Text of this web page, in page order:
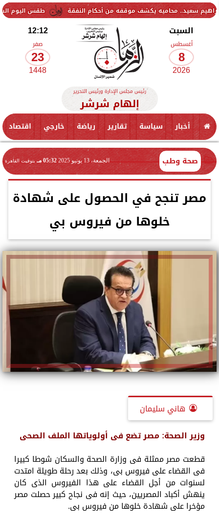
طقس اليوم السبت.. الأرصاد محاميه يكشف موقفه من أحكام النفقة
السبت
أغسطس
8
2026
12:12
صفر
23
1448
رئيس مجلس الإدارة ورئيس التحرير
إلهام شرشر
أخبار سياسة تقارير رياضة خارجي اقتصاد
صحة وطب الجمعة، 13 يونيو 2025 05:32 مـ بتوقيت القاهرة
مصر تنجح في الحصول على شهادة
خلوها من فيروس بي
هاني سليمان
وزير الصحة: مصر تضع فى أولوياتها الملف الصحى
قطعت مصر ممثلة فى وزارة الصحة والسكان شوطا كبيرا
فى القضاء على فيروس بى، وذلك بعد رحلة طويلة امتدت
لسنوات من أجل القضاء على هذا الفيروس الذى كان
ينهش أكباد المصريين، حيث إنه فى نجاح كبير حصلت مصر
مؤخرا على شهادة خلوها من فيروس بى.